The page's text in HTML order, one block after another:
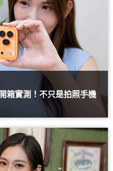
箱實測！不只是拍照手機